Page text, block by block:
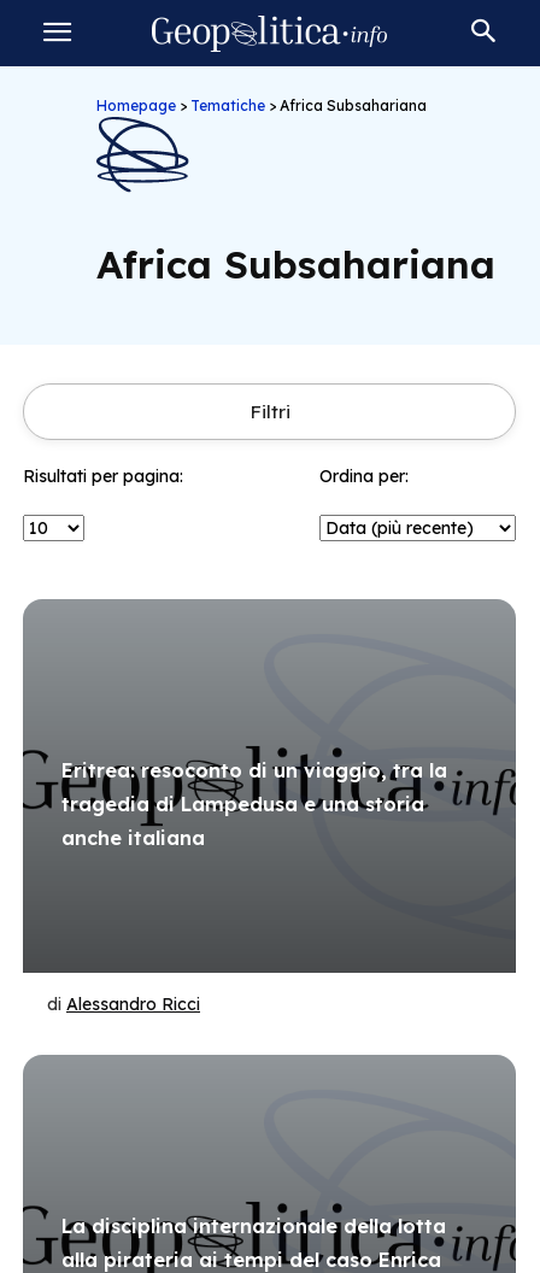
Homepage > Tematiche > Africa Subsahariana
Africa Subsahariana
Filtri
Risultati per pagina: Ordina per:
Eritrea: resoconto di un viaggio, tra la
tragedia di Lampedusa e una storia
anche italiana
di Alessandro Ricci
La disciplina internazionale della lotta
alla pirateria ai tempi del caso Enrica